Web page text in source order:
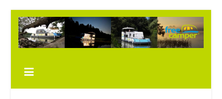
Inhalt
springen